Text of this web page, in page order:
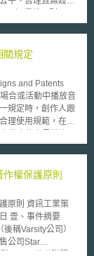
3）加強
挑戰，加快與其他
小企業參與標準化
意見徵集（a
準必要專利被侵害
關規定
and Patents
合或活動中播放音
規定時，創作人跟
理使用規範，在
空間，提供了下列
費率收取權利金
擔一個固定的年
，使用的費率為何
也預期會進行修
慈善團體而言固然
權保護原則
業策
稱Varsity公司）
公司Star